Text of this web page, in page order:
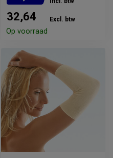
32,64 Excl. btw
Op voorraad